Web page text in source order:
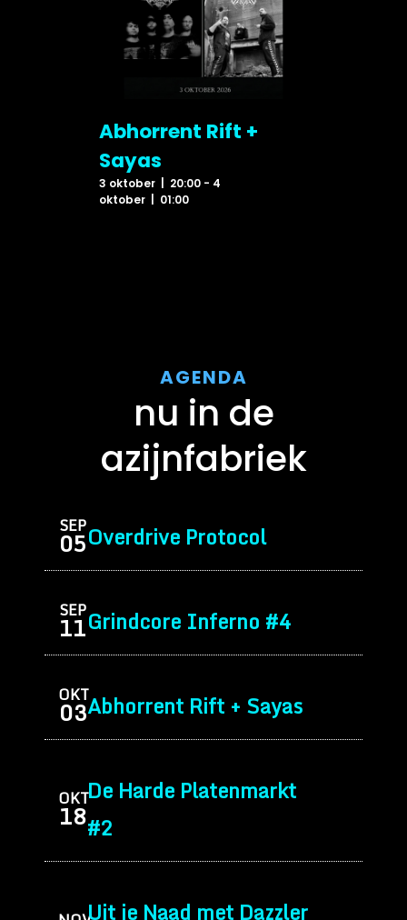
Abhorrent Rift +
Sayas
3 oktober | 20:00 - 4
oktober | 01:00
AGENDA
nu in de
azijnfabriek
SEP
05Overdrive Protocol
SEP
11Grindcore Inferno #4
OKT
03Abhorrent Rift + Sayas
OKT
18
De Harde Platenmarkt
#2
Uit je Naad met Dazzler